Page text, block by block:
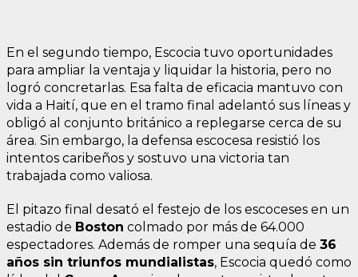
En el segundo tiempo, Escocia tuvo oportunidades
para ampliar la ventaja y liquidar la historia, pero no
logró concretarlas. Esa falta de eficacia mantuvo con
vida a Haití, que en el tramo final adelantó sus líneas y
obligó al conjunto británico a replegarse cerca de su
área. Sin embargo, la defensa escocesa resistió los
intentos caribeños y sostuvo una victoria tan
trabajada como valiosa.
El pitazo final desató el festejo de los escoceses en un
estadio de Boston colmado por más de 64.000
espectadores. Además de romper una sequía de 36
años sin triunfos mundialistas, Escocia quedó como